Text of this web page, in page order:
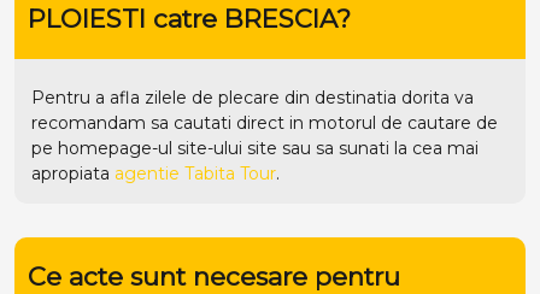
PLOIESTI catre BRESCIA?
Pentru a afla zilele de plecare din destinatia dorita va
recomandam sa cautati direct in motorul de cautare de
pe homepage-ul site-ului site sau sa sunati la cea mai
apropiata agentie Tabita Tour.
Ce acte sunt necesare pentru